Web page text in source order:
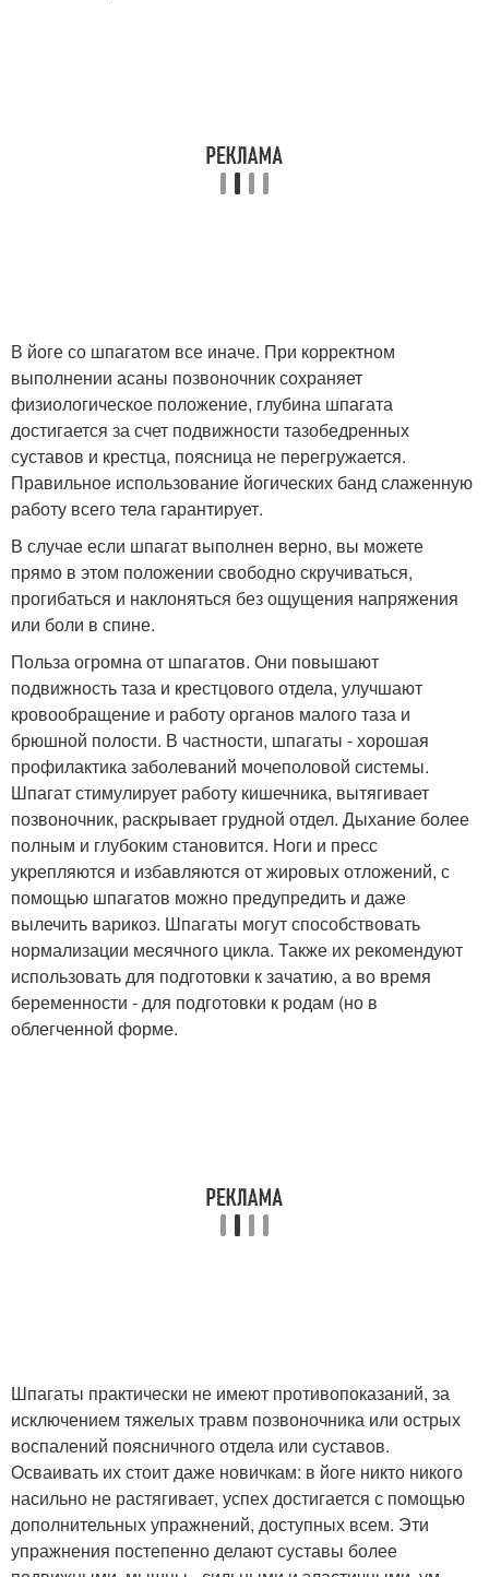
В йоге со шпагатом все иначе. При корректном
выполнении асаны позвоночник сохраняет
физиологическое положение, глубина шпагата
достигается за счет подвижности тазобедренных
суставов и крестца, поясница не перегружается.
Правильное использование йогических банд слаженную
работу всего тела гарантирует.
В случае если шпагат выполнен верно, вы можете
прямо в этом положении свободно скручиваться,
прогибаться и наклоняться без ощущения напряжения
или боли в спине.
Польза огромна от шпагатов. Они повышают
подвижность таза и крестцового отдела, улучшают
кровообращение и работу органов малого таза и
брюшной полости. В частности, шпагаты - хорошая
профилактика заболеваний мочеполовой системы.
Шпагат стимулирует работу кишечника, вытягивает
позвоночник, раскрывает грудной отдел. Дыхание более
полным и глубоким становится. Ноги и пресс
укрепляются и избавляются от жировых отложений, с
помощью шпагатов можно предупредить и даже
вылечить варикоз. Шпагаты могут способствовать
нормализации месячного цикла. Также их рекомендуют
использовать для подготовки к зачатию, а во время
беременности - для подготовки к родам (но в
облегченной форме.
Шпагаты практически не имеют противопоказаний, за
исключением тяжелых травм позвоночника или острых
воспалений поясничного отдела или суставов.
Осваивать их стоит даже новичкам: в йоге никто никого
насильно не растягивает, успех достигается с помощью
дополнительных упражнений, доступных всем. Эти
упражнения постепенно делают суставы более